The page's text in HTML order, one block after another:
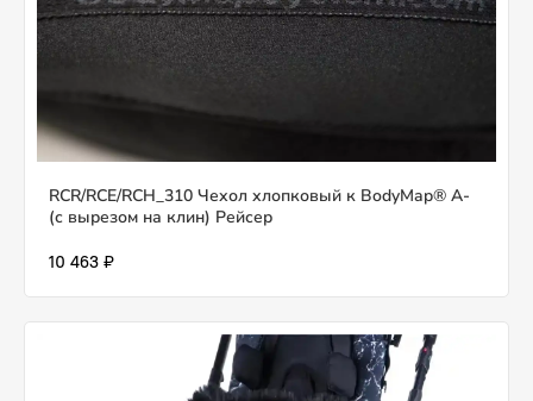
RCR/RCE/RCH_310 Чехол хлопковый к BodyMap® A-
(с вырезом на клин) Рейсер
10 463 ₽